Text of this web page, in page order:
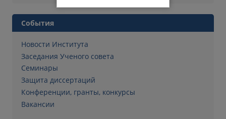
События
Новости Института
Заседания Ученого совета
Семинары
Защита диссертаций
Конференции, гранты, конкурсы
Вакансии